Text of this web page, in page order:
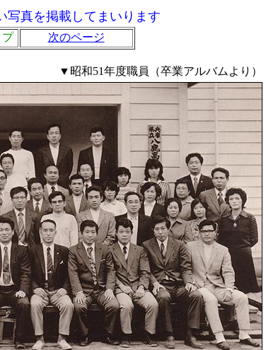
写真を掲載してまいります
プ 次のページ
▼昭和51年度職員（卒業アルバムより）